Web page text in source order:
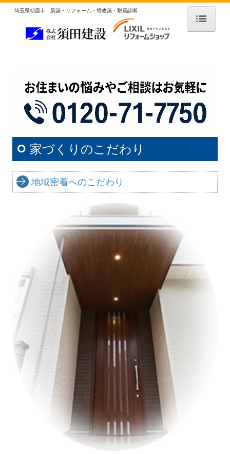
HOME
家づくりのこだわり
家づくりの流れ
新築施工例
戸建
店舗・マンション・公共施設
リフォーム施工例
浴室・洗面
玄関・サッシ
エクステリア
内装工事
外装工事
その他部分リフォーム
会社案内
須田建設のあゆみ
埼玉県朝霞市 新築・リフォーム・増改築・耐震診断
家づくりのこだわり
地域密着へのこだわり